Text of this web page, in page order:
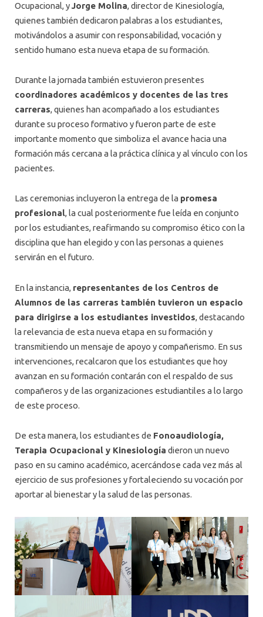
Ocupacional, yJorge Molina, director de Kinesiología,
quienes también dedicaron palabras a los estudiantes,
motivándolos a asumir con responsabilidad, vocación y
sentido humano esta nueva etapa de su formación.
Durante la jornada también estuvieron presentes
coordinadores académicos y docentes de las tres
carreras, quienes han acompañado a los estudiantes
durante su proceso formativo y fueron parte de este
importante momento que simboliza el avance hacia una
formación más cercana a la práctica clínica y al vínculo con los
pacientes.
Las ceremonias incluyeron la entrega de la promesa
profesional, la cual posteriormente fue leída en conjunto
por los estudiantes, reafirmando su compromiso ético con la
disciplina que han elegido y con las personas a quienes
servirán en el futuro.
En la instancia, representantes de los Centros de
Alumnos de las carreras también tuvieron un espacio
para dirigirse a los estudiantes investidos, destacando
la relevancia de esta nueva etapa en su formación y
transmitiendo un mensaje de apoyo y compañerismo. En sus
intervenciones, recalcaron que los estudiantes que hoy
avanzan en su formación contarán con el respaldo de sus
compañeros y de las organizaciones estudiantiles a lo largo
de este proceso.
De esta manera, los estudiantes de Fonoaudiología,
Terapia Ocupacional y Kinesiología dieron un nuevo
paso en su camino académico, acercándose cada vez más al
ejercicio de sus profesiones y fortaleciendo su vocación por
aportar al bienestar y la salud de las personas.